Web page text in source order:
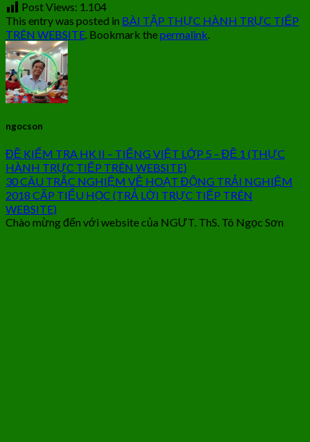
Post Views: 1.104
This entry was posted in BÀI TẬP THỰC HÀNH TRỰC TIẾP
TRÊN WEBSITE . Bookmark thepermalink
ngocson
ĐỀ KIỂM TRA HK II – TIẾNG VIỆT LỚP 5 – ĐỀ 1 (THỰC
HÀNH TRỰC TIẾP TRÊN WEBSITE)
30 CÂU TRẮC NGHIỆM VỀ HOẠT ĐỘNG TRẢI NGHIỆM
2018 CẤP TIỂU HỌC (TRẢ LỜI TRỰC TIẾP TRÊN
WEBSITE)
Chào mừng đến với website của NGƯT. ThS. Tô Ngọc Sơn